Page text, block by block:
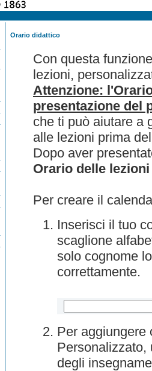
Orario didattico
Con questa
lezioni,
Attenzione:
presentazione del
che ti può aiutare a
alle lezioni prima
Dopo aver
Orario delle lezioni
Per creare il
Inserisci il tuo
scaglione
solo cognome
correttamente.
Per aggiungere
Personalizzato,
degli